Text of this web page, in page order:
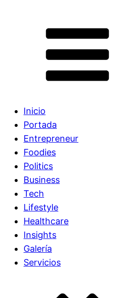
Inicio
Portada
Entrepreneur
Foodies
Politics
Business
Tech
Lifestyle
Healthcare
Insights
Galería
Servicios